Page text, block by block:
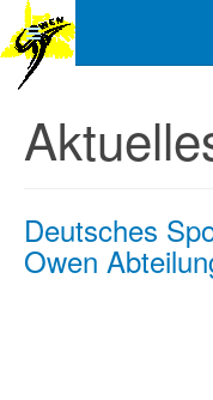
Deutsches
Owen